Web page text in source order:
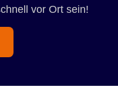
vor Ort sein!